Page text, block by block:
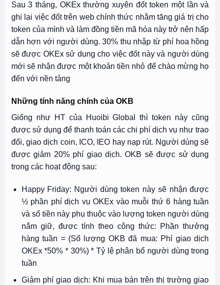
Sau 3 tháng, OKEx thường xuyên đốt token một lần và
ghi lại việc đốt trên web chính thức nhằm tăng giá trị cho
token của mình và làm đồng tiền mã hóa này trở nên hấp
dẫn hơn với người dùng. 30% thu nhập từ phí hoa hồng
sẽ được OKEx sử dụng cho việc đốt này và người dùng
mới sẽ nhận được một khoản tiền nhỏ để chào mừng họ
đến với nền tảng
Những tính năng chính của OKB
Giống như HT của Huoibi Global thì token này cũng
được sử dụng để thanh toán các chi phí dịch vụ như trao
đổi, giao dịch coin, ICO, IEO hay nạp rút. Người dùng sẽ
được giảm 20% phí giao dịch. OKB sẽ được sử dụng
trong các hoạt động sau:
Happy Friday: Người dùng token này sẽ nhận được
½ phần phí dịch vụ OKEx vào muỗi thứ 6 hàng tuần
và số tiền này phụ thuộc vào lượng token người dùng
nắm giữ, được tính theo công thức: Phần thưởng
hàng tuần = (Số lượng OKB đã mua: Phí giao dịch
OKEx *50% * 30%) * Tỷ lệ phân bổ người dùng trong
tuần
Giảm phí giao dịch: Khi mua bán trên thị trường giao